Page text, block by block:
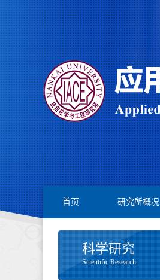
首页 研究所概况
科学研究
Scientific Research